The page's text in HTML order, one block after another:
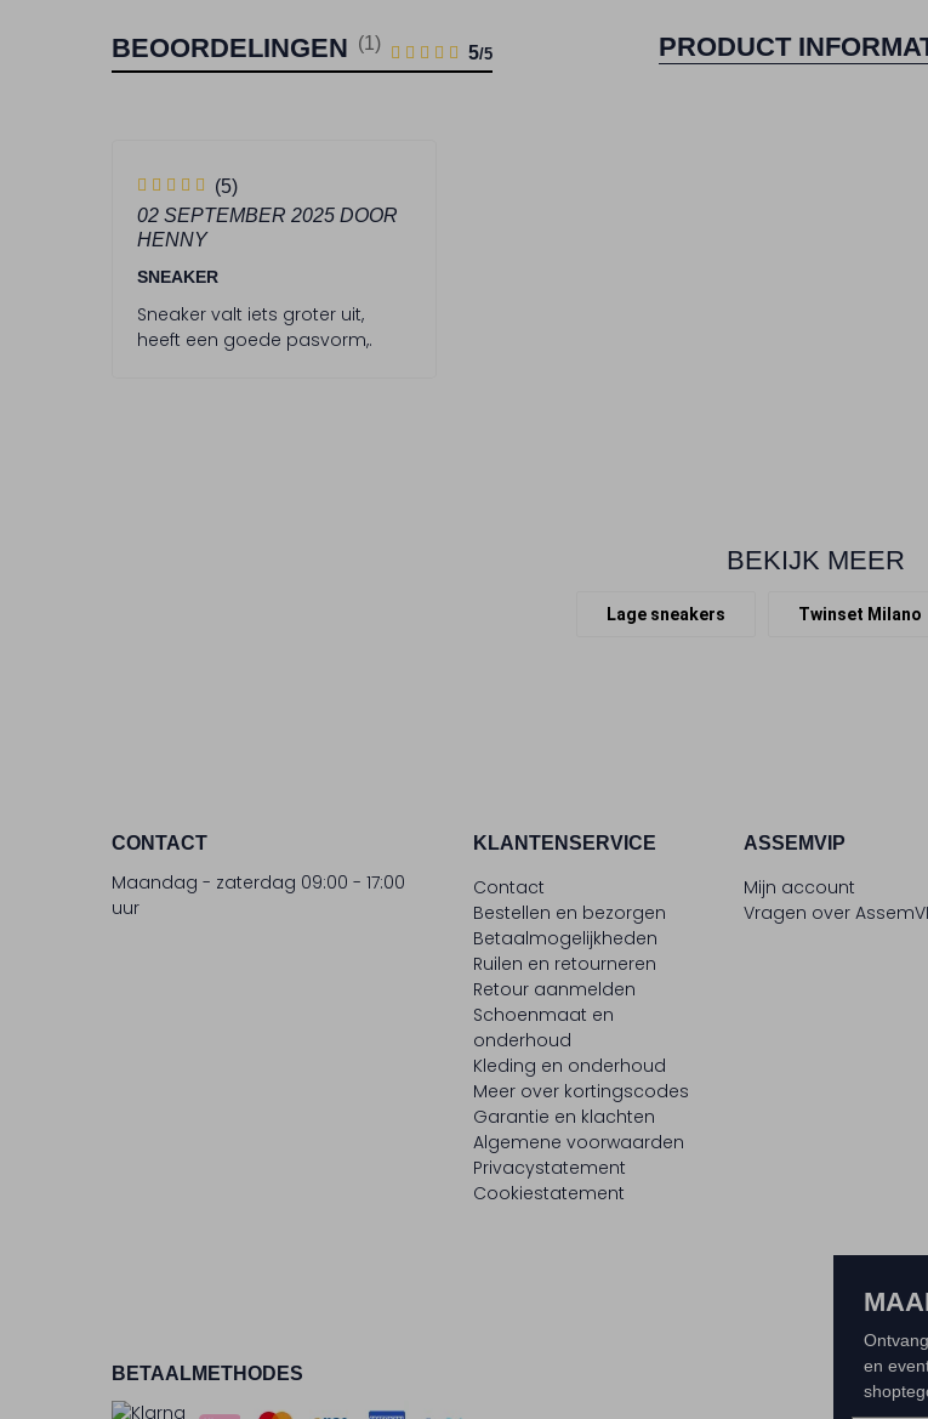
PRODUCT
BEOORDELINGEN (1) 5/5
1
5
STERREN
5
S
t
e
r
r
(5)
02 SEPTEMBER 2025 DOOR
HENNY
SNEAKER
Sneaker valt iets groter uit,
heeft een goede pasvorm,.
BEKIJK MEER
Lage sneakers Twinset Milano
CONTACT
Maandag - zaterdag 09:00 - 17:00
uur
KLANTENSERVICE
Contact
Bestellen en bezorgen
Betaalmogelijkheden
Ruilen en retourneren
Retour aanmelden
Schoenmaat en
onderhoud
Kleding en onderhoud
Meer over kortingscodes
Garantie en klachten
Algemene voorwaarden
Privacystatement
Cookiestatement
ASSEMVIP
Mijn account
Vragen over
BETAALMETHODES
en